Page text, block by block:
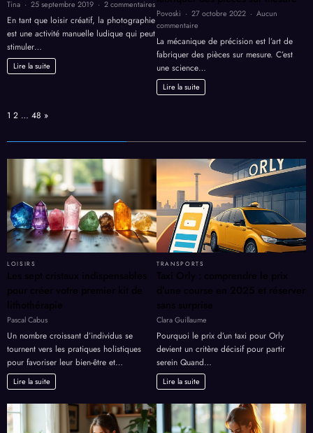
Tina 25 septembre 2019 2 commentairessur
Comment
initier
un
enfant
photographie
?
En tant que loisir créatif, la photographie
est une activité manuelle ludique qui peut
stimuler…
Lire la suite
Povoski 27 octobre 2022
Aucun
commentaire
Mécanique
précision
:
l’art
de
sur
La mécanique de précision est l’art de
fabriquer des pièces sur mesure. C’est
une science…
Lire la suite
Page:
1 2 … 48 Next
»
LOISIRS
Les sept cristaux indispensables
pour créer votre premier kit de
lithothérapie
Pascal Cabus
Un nombre croissant d’individus se
tournent vers les pratiques holistiques
pour favoriser leur bien-être et…
Lire la suite
TRANSPORTS
Taxi Orly : comprendre le prix
d’une course en 2025 et réserver
sans surprise
Clara Guillaume
Pourquoi le prix d’un taxi pour Orly
devient un critère décisif pour partir
serein Quand…
Lire la suite